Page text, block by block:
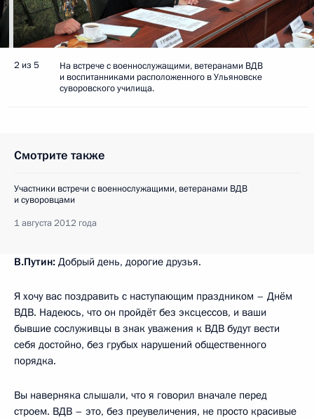
2 из 5
На встрече с военнослужащими, ветеранами ВДВ
и воспитанниками расположенного в Ульяновске
суворовского училища.
Смотрите также
Участники встречи с военнослужащими, ветеранами ВДВ
и суворовцами
1 августа 2012 года
В.Путин: Добрый день, дорогие друзья.
Я хочу вас поздравить с наступающим праздником – Днём
ВДВ. Надеюсь, что он пройдёт без эксцессов, и ваши
бывшие сослуживцы в знак уважения к ВДВ будут вести
себя достойно, без грубых нарушений общественного
порядка.
Вы наверняка слышали, что я говорил вначале перед
строем. ВДВ – это, без преувеличения, не просто красивые